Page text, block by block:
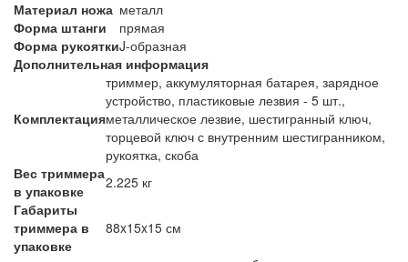
Материал ножа металл
Форма штанги
прямая
Форма рукояткиJ-образная
Дополнительная информация
Комплектация
триммер, аккумуляторная батарея, зарядное
устройство, пластиковые лезвия - 5 шт.,
металлическое лезвие, шестигранный ключ,
торцевой ключ с внутренним шестигранником,
рукоятка, скоба
Вес триммера
в упаковке
2.225 кг
Габариты
триммера в
упаковке
88x15x15 см